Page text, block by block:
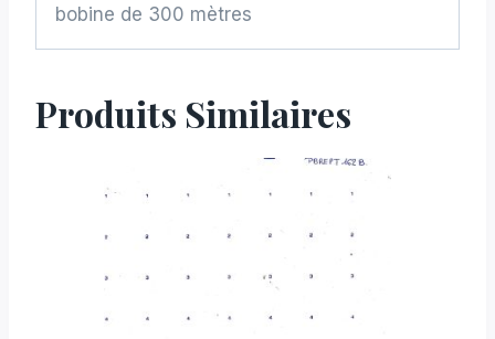
bobine de 300 mètres
Produits Similaires